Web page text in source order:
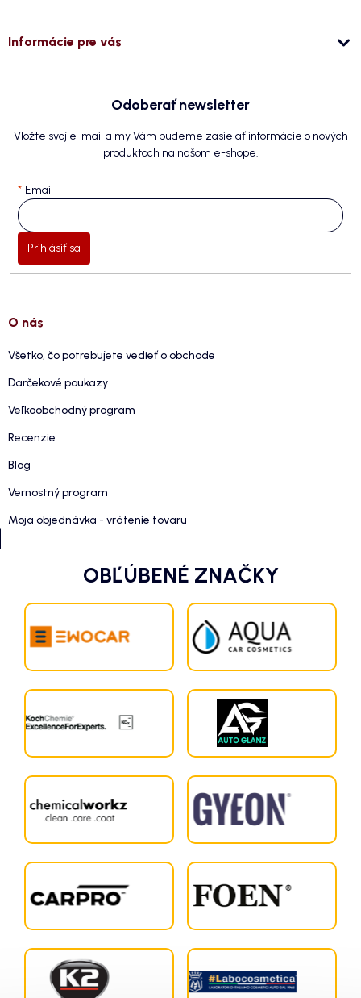
Informácie pre vás
Odoberať newsletter
Vložte svoj e-mail a my Vám budeme zasielať informácie o nových
produktoch na našom e-shope.
Email
Prihlásiť sa
O nás
Všetko, čo potrebujete vedieť o obchode
Darčekové poukazy
Veľkoobchodný program
Recenzie
Blog
Vernostný program
Moja objednávka - vrátenie tovaru
OBĽÚBENÉ ZNAČKY